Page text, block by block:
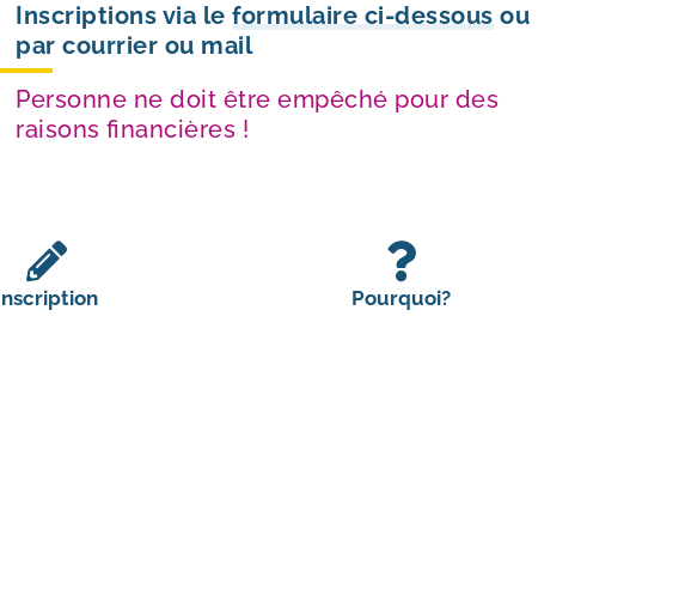
Inscriptions via le formulaire ci-dessous ou
par courrier ou mail
Personne ne doit être empêché pour des
raisons financières !
Pourquoi?